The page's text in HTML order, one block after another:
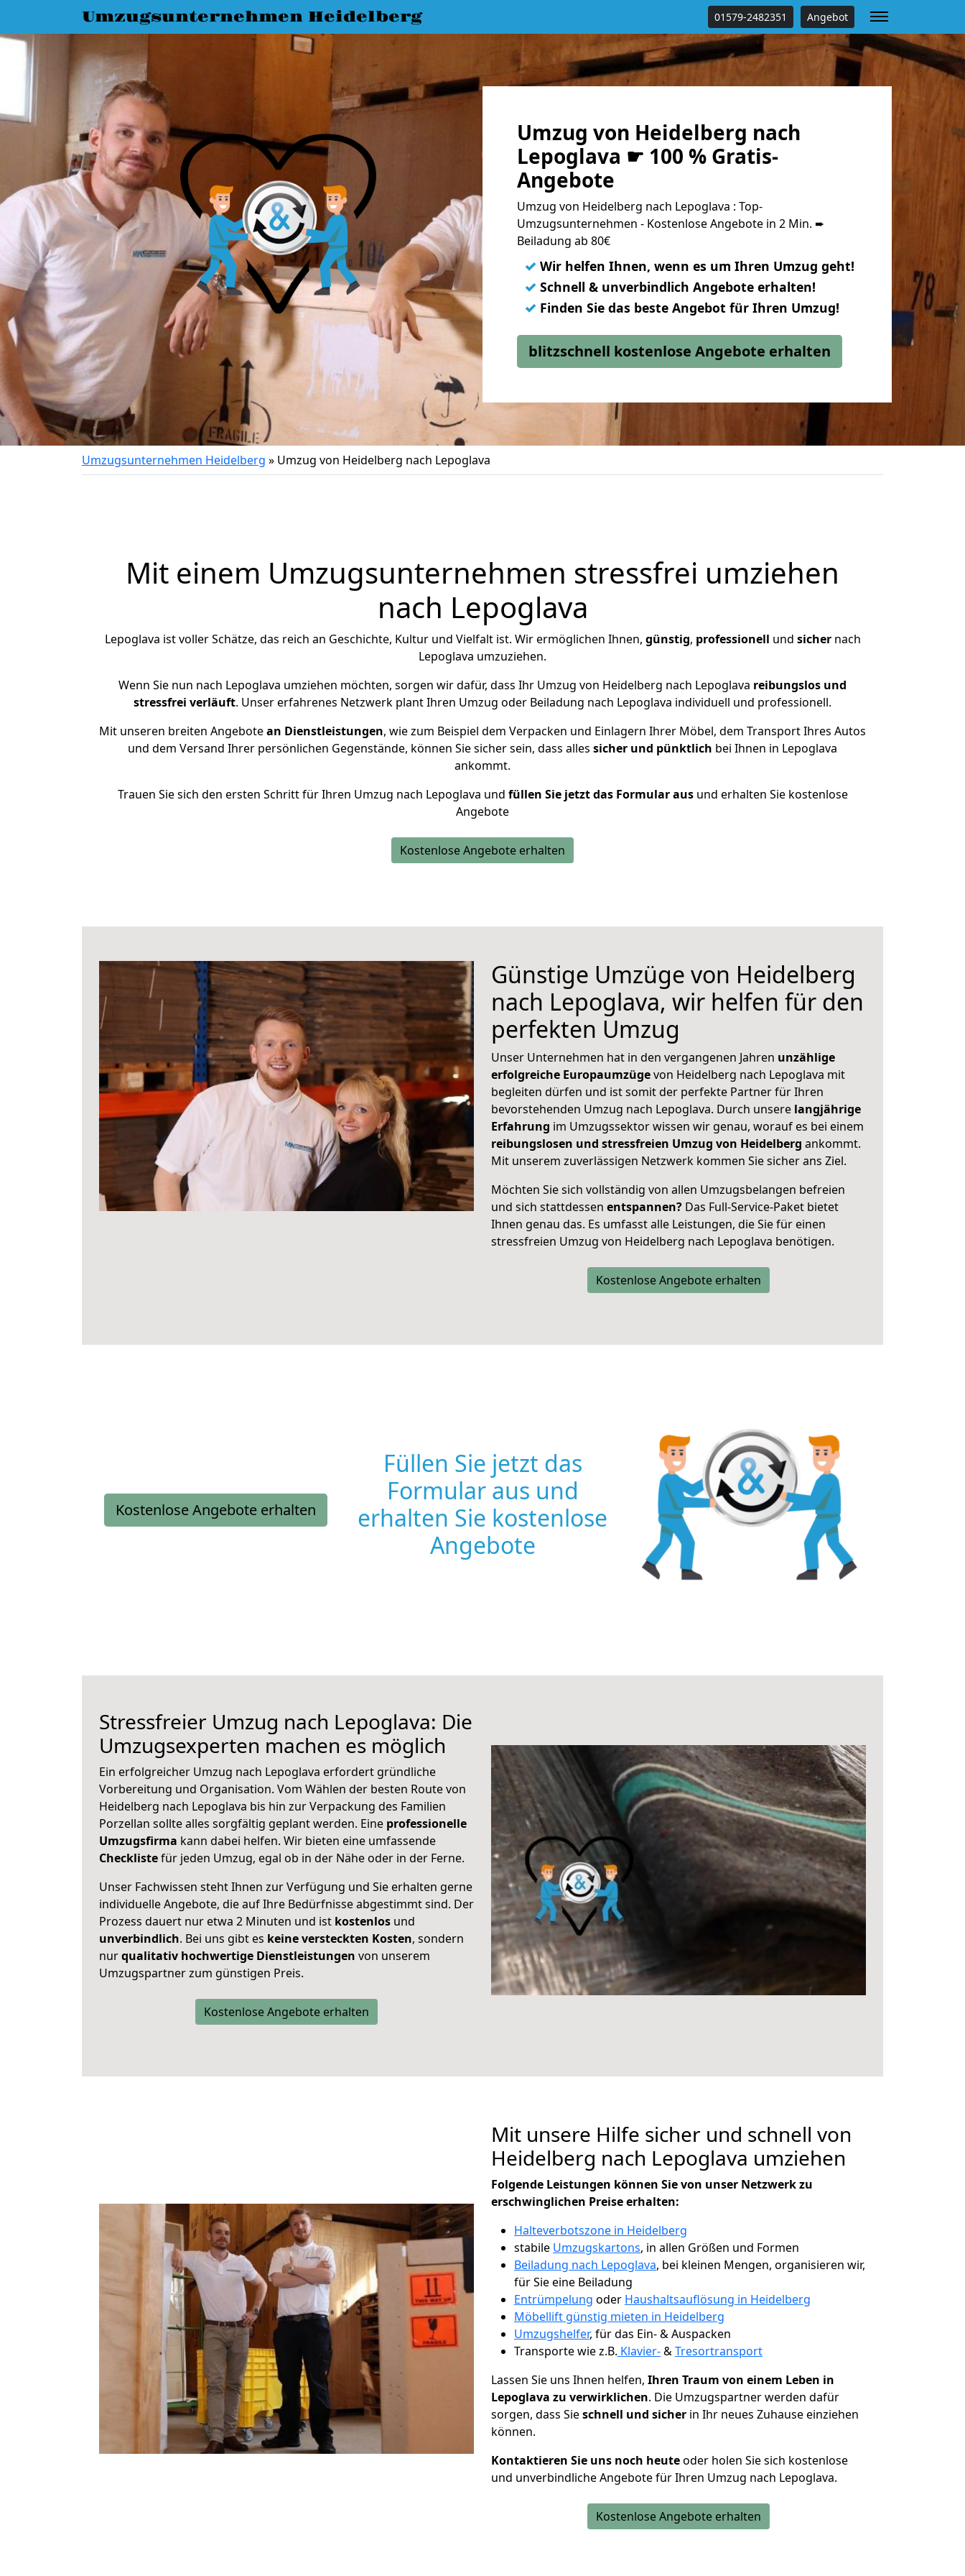
Umzugsunternehmen Heidelberg 01579-2482351 Angebot
Umzug von Heidelberg nach
Lepoglava ☛ 100 % Gratis-
Angebote
Umzug von Heidelberg nach Lepoglava : Top-
Umzugsunternehmen - Kostenlose Angebote in 2 Min. ➨
Beiladung ab 80€
✓ Wir helfen Ihnen, wenn es um Ihren Umzug geht!
✓ Schnell & unverbindlich Angebote erhalten!
✓ Finden Sie das beste Angebot für Ihren Umzug!
blitzschnell kostenlose Angebote erhalten
Umzugsunternehmen Heidelberg » Umzug von Heidelberg nach Lepoglava
Mit einem Umzugsunternehmen stressfrei umziehen
nach Lepoglava
Lepoglava ist voller Schätze, das reich an Geschichte, Kultur und Vielfalt ist. Wir ermöglichen Ihnen, günstig, professionell und sichernach
Lepoglava umzuziehen.
Wenn Sie nun nach Lepoglava umziehen möchten, sorgen wir dafür, dass Ihr Umzug von Heidelberg nach Lepoglava reibungslos und
stressfrei verläuft. Unser erfahrenes Netzwerk plant Ihren Umzug oder Beiladung nach Lepoglava individuell und professionell.
Mit unseren breiten Angebotean Dienstleistungen, wie zum Beispiel dem Verpacken und Einlagern Ihrer Möbel, dem Transport Ihres Autos
und dem Versand Ihrer persönlichen Gegenstände, können Sie sicher sein, dass alles sicher und pünktlich bei Ihnen in Lepoglava
ankommt.
Trauen Sie sich den ersten Schritt für Ihren Umzug nach Lepoglava und füllen Sie jetzt das Formular ausund erhalten Sie kostenlose
Angebote
Kostenlose Angebote erhalten
Günstige Umzüge von Heidelberg
nach Lepoglava, wir helfen für den
perfekten Umzug
Unser Unternehmen hat in den vergangenen Jahren unzählige
erfolgreiche Europaumzügevon Heidelberg nach Lepoglava mit
begleiten dürfen und ist somit der perfekte Partner für Ihren
bevorstehenden Umzug nach Lepoglava. Durch unsere langjährige
Erfahrung im Umzugssektor wissen wir genau, worauf es bei einem
reibungslosen und stressfreien Umzug von Heidelberg ankommt.
Mit unserem zuverlässigen Netzwerk kommen Sie sicher ans Ziel.
Möchten Sie sich vollständig von allen Umzugsbelangen befreien
und sich stattdessen entspannen? Das Full-Service-Paket bietet
Ihnen genau das. Es umfasst alle Leistungen, die Sie für einen
stressfreien Umzug von Heidelberg nach Lepoglava benötigen.
Kostenlose Angebote erhalten
Kostenlose Angebote erhalten
Füllen Sie jetzt das
Formular aus und
erhalten Sie kostenlose
Angebote
Stressfreier Umzug nach Lepoglava: Die
Umzugsexperten machen es möglich
Ein erfolgreicher Umzug nach Lepoglava erfordert gründliche
Vorbereitung und Organisation. Vom Wählen der besten Route von
Heidelberg nach Lepoglava bis hin zur Verpackung des Familien
Porzellan sollte alles sorgfältig geplant werden. Eine professionelle
Umzugsfirma kann dabei helfen. Wir bieten eine umfassende
Checklistefür jeden Umzug, egal ob in der Nähe oder in der Ferne.
Unser Fachwissen steht Ihnen zur Verfügung und Sie erhalten gerne
individuelle Angebote, die auf Ihre Bedürfnisse abgestimmt sind. Der
Prozess dauert nur etwa 2 Minuten und ist kostenlos und
unverbindlich. Bei uns gibt es keine versteckten Kosten, sondern
nurqualitativ hochwertige Dienstleistungen von unserem
Umzugspartner zum günstigen Preis.
Kostenlose Angebote erhalten
Mit unsere Hilfe sicher und schnell von
Heidelberg nach Lepoglava umziehen
Folgende Leistungen können Sie von unser Netzwerk zu
erschwinglichen Preise erhalten:
Halteverbotszone in Heidelberg
stabile Umzugskartons, in allen Größen und Formen
Beiladung nach Lepoglava, bei kleinen Mengen, organisieren wir,
für Sie eine Beiladung
Entrümpelung oder Haushaltsauflösung in Heidelberg
Möbellift günstig mieten in Heidelberg
Umzugshelfer, für das Ein- & Auspacken
Transporte wie z.B. Klavier-&Tresortransport
Lassen Sie uns Ihnen helfen, Ihren Traum von einem Leben in
Lepoglava zu verwirklichen. Die Umzugspartner werden dafür
sorgen, dass Sieschnell und sicher in Ihr neues Zuhause einziehen
können.
Kontaktieren Sie uns noch heuteoder holen Sie sich kostenlose
und unverbindliche Angebote für Ihren Umzug nach Lepoglava.
Kostenlose Angebote erhalten